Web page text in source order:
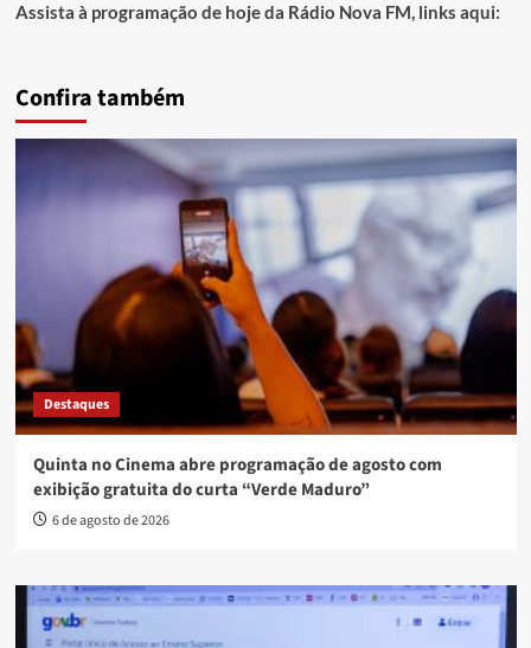
Assista à programação de hoje da Rádio Nova FM, links aqui:
Confira também
Destaques
Quinta no Cinema abre programação de agosto com
exibição gratuita do curta “Verde Maduro”
6 de agosto de 2026